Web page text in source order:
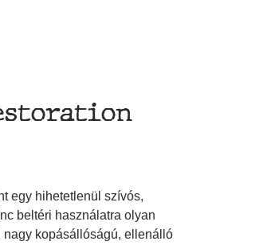
egy hihetetlenül szívós,
beltéri használatra olyan
kopásállóságú, ellenálló